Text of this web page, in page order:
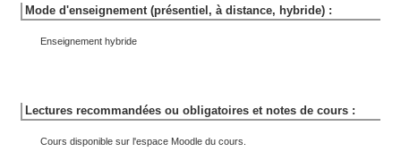
Mode d'enseignement (présentiel, à distance, hybride) :
Enseignement hybride
Lectures recommandées ou obligatoires et notes de cours :
Cours disponible sur l'espace Moodle du cours.